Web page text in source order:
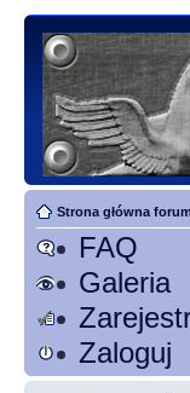
Strona główna forum
FAQ
Galeria
Zaloguj